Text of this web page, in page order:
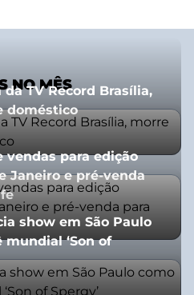
NO MÊS
TV Record Brasília,
doméstico
para edição
Janeiro e pré-venda
show em São Paulo
‘Son of